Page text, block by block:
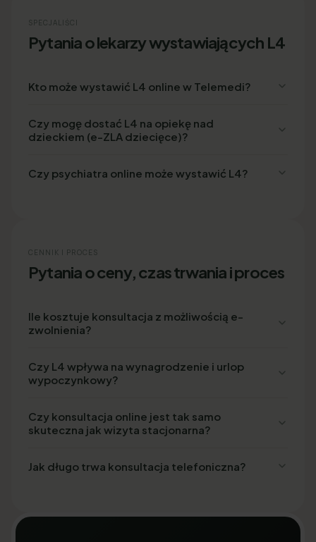
SPECJALIŚCI
Pytania o lekarzy wystawiających L4
Kto może wystawić L4 online w Telemedi?
Czy mogę dostać L4 na opiekę nad
dzieckiem (e-ZLA dziecięce)?
Czy psychiatra online może wystawić L4?
CENNIK I PROCES
Pytania o ceny, czas trwania i proces
Ile kosztuje konsultacja z możliwością e-
zwolnienia?
Czy L4 wpływa na wynagrodzenie i urlop
wypoczynkowy?
Czy konsultacja online jest tak samo
skuteczna jak wizyta stacjonarna?
Jak długo trwa konsultacja telefoniczna?